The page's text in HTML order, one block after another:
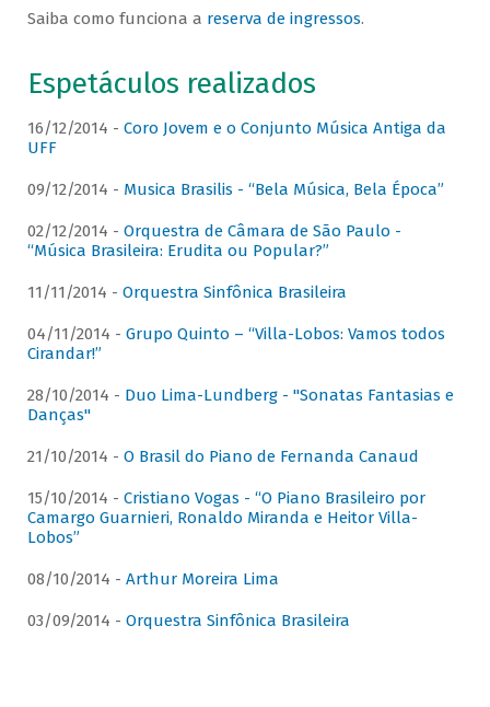
Saiba como funciona a reserva de ingressos.
Espetáculos realizados
16/12/2014 - Coro Jovem e o Conjunto Música Antiga da
UFF
09/12/2014 - Musica Brasilis - “Bela Música, Bela Época”
02/12/2014 - Orquestra de Câmara de São Paulo -
“Música Brasileira: Erudita ou Popular?”
11/11/2014 - Orquestra Sinfônica Brasileira
04/11/2014 - Grupo Quinto – “Villa-Lobos: Vamos todos
Cirandar!”
28/10/2014 - Duo Lima-Lundberg - "Sonatas Fantasias e
Danças"
21/10/2014 - O Brasil do Piano de Fernanda Canaud
15/10/2014 - Cristiano Vogas - “O Piano Brasileiro por
Camargo Guarnieri, Ronaldo Miranda e Heitor Villa-
Lobos”
08/10/2014 - Arthur Moreira Lima
03/09/2014 - Orquestra Sinfônica Brasileira